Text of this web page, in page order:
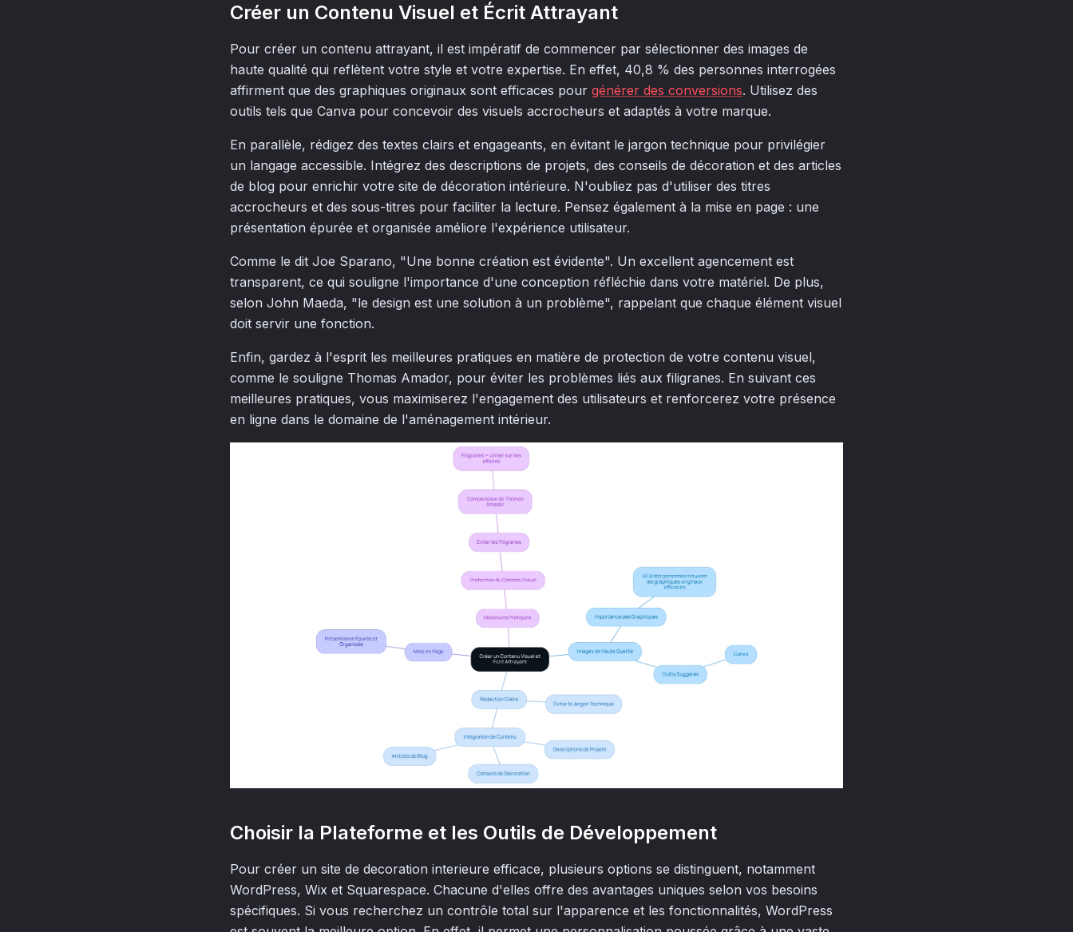
Créer un Contenu Visuel et Écrit Attrayant
Pour créer un contenu attrayant, il est impératif de commencer par sélectionner des images de
haute qualité qui reflètent votre style et votre expertise. En effet, 40,8 % des personnes interrogées
affirment que des graphiques originaux sont efficaces pour générer des conversions. Utilisez des
outils tels que Canva pour concevoir des visuels accrocheurs et adaptés à votre marque.
En parallèle, rédigez des textes clairs et engageants, en évitant le jargon technique pour privilégier
un langage accessible. Intégrez des descriptions de projets, des conseils de décoration et des articles
de blog pour enrichir votre site de décoration intérieure. N'oubliez pas d'utiliser des titres
accrocheurs et des sous-titres pour faciliter la lecture. Pensez également à la mise en page : une
présentation épurée et organisée améliore l'expérience utilisateur.
Comme le dit Joe Sparano, "Une bonne création est évidente". Un excellent agencement est
transparent, ce qui souligne l'importance d'une conception réfléchie dans votre matériel. De plus,
selon John Maeda, "le design est une solution à un problème", rappelant que chaque élément visuel
doit servir une fonction.
Enfin, gardez à l'esprit les meilleures pratiques en matière de protection de votre contenu visuel,
comme le souligne Thomas Amador, pour éviter les problèmes liés aux filigranes. En suivant ces
meilleures pratiques, vous maximiserez l'engagement des utilisateurs et renforcerez votre présence
en ligne dans le domaine de l'aménagement intérieur.
Choisir la Plateforme et les Outils de Développement
Pour créer un site de decoration interieure efficace, plusieurs options se distinguent, notamment
WordPress, Wix et Squarespace. Chacune d'elles offre des avantages uniques selon vos besoins
spécifiques. Si vous recherchez un contrôle total sur l'apparence et les fonctionnalités, WordPress